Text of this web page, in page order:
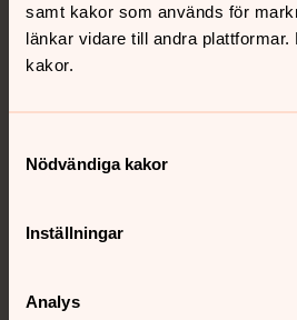
samt kakor som används för
länkar vidare till andra
kakor.
Nödvändiga kakor
Inställningar
Analys
Kalender
Hitta snabbt